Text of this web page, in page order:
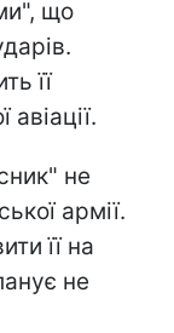
що
її
не
армії.
її на
не